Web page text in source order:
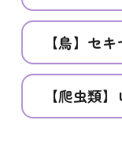
【鳥】セキ
【爬虫類